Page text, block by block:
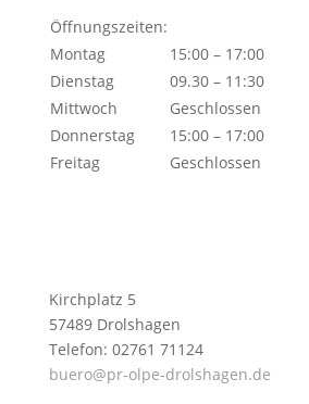
Öffnungszeiten:
Montag
15:00 – 17:00
Dienstag
09.30 – 11:30
Mittwoch
Geschlossen
Donnerstag
15:00 – 17:00
Freitag
Geschlossen
Kirchplatz 5
57489 Drolshagen
Telefon: 02761 71124
buero@pr-olpe-drolshagen.de